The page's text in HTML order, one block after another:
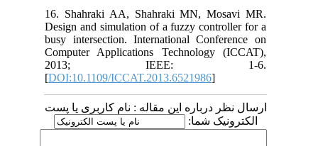
16. Shahraki AA, Shahraki MN, Mosavi MR.
Design and simulation of a fuzzy controller for a
busy intersection. International Conference on
Computer Applications Technology (ICCAT),
2013; IEEE: 1-6.
[DOI:10.1109/ICCAT.2013.6521986
ارسال نظر درباره این مقاله : نام کاربری یا پست
الکترونیک شما: